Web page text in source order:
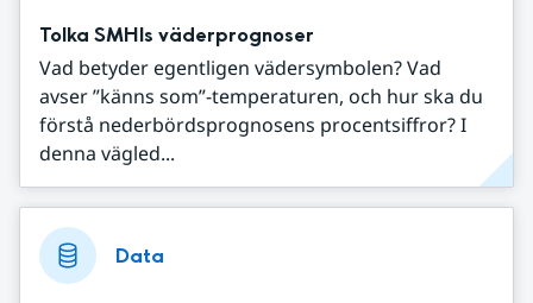
Tolka SMHIs väderprognoser
Vad betyder egentligen vädersymbolen? Vad
avser ”känns som”-temperaturen, och hur ska du
förstå nederbördsprognosens procentsiffror? I
denna vägled...
Data